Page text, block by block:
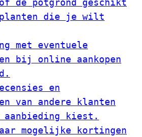
de potgrond geschikt
die je wilt
met eventuele
bij online aankopen
en
van andere klanten
aanbieding kiest.
mogelijke kortingen